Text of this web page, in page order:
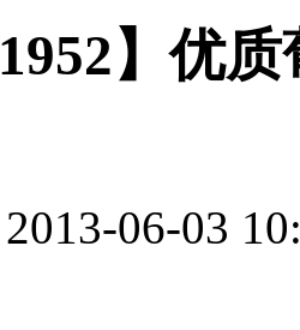
1952】优
06-03